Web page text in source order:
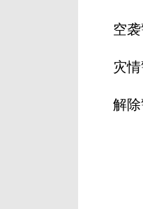
空袭警
灾情警
解除警